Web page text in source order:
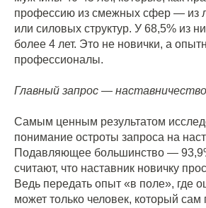
профессию из смежных сфер — из
или силовых структур. У 68,5% из
более 4 лет. Это не новички, а
профессионалы.
Главный запрос — наставничество
Самым ценным результатом
понимание остроты запроса на
Подавляющее большинство —
считают, что наставник новичку
Ведь передать опыт «в поле», где
может только человек, который